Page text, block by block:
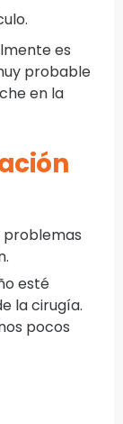
es
probable
en la
problemas
esté
la cirugía.
pocos